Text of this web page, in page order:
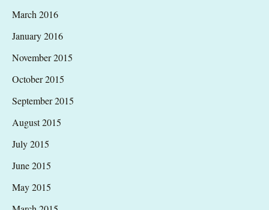
March 2016
January 2016
November 2015
October 2015
September 2015
August 2015
July 2015
June 2015
May 2015